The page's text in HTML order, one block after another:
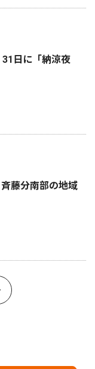
日に「納涼夜
藤分南部の地域